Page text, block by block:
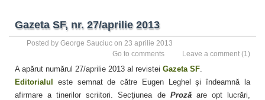
Gazeta SF, nr. 27/aprilie 2013
Posted by George Sauciuc on 23 aprilie 2013
Leave a comment (1)
Go to comments
A apărut numărul 27/aprilie 2013 al revistei Gazeta SF
Editorialul este semnat de către Eugen Leghel şi îndeamnă la
afirmare a tinerilor scriitori. Secţiunea de Prozăare opt lucrări,